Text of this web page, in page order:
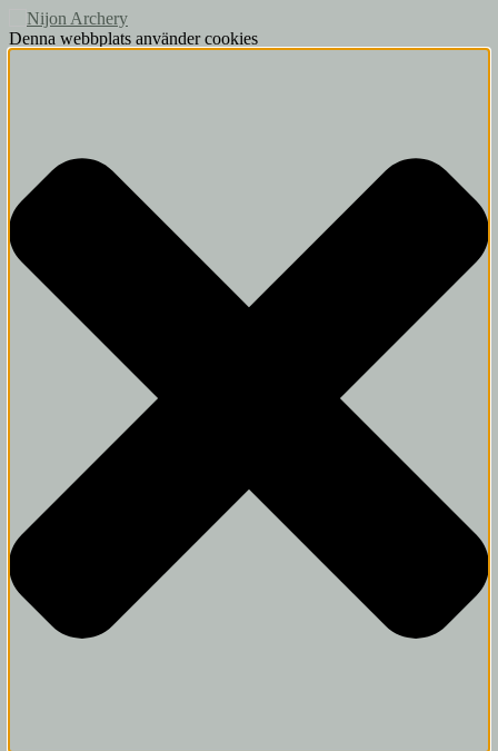
Denna webbplats använder cookies